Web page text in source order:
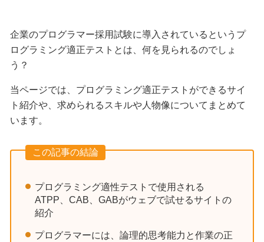
企業のプログラマー採用試験に導入されているというプ
ログラミング適正テストとは、何を見られるのでしょ
う？
当ページでは、プログラミング適正テストができるサイ
ト紹介や、求められるスキルや人物像についてまとめて
います。
この記事の結論
プログラミング適性テストで使用される
ATPP、CAB、GABがウェブで試せるサイトの
紹介
プログラマーには、論理的思考能力と作業の正